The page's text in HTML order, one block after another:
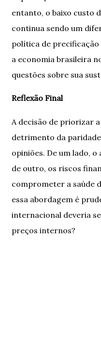
entanto, o baixo custo
continua sendo um
política de
a economia brasileira
questões sobre sua
Reflexão Final
A decisão de priorizar
detrimento da
opiniões. De um lado,
de outro, os riscos
comprometer a saúde
essa abordagem é
internacional deveria
preços internos?